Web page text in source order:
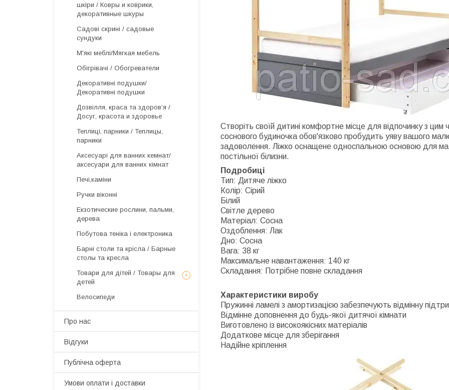
Створіть своїй дитині комфортне місце для відпочинку з цим
соснового будиночка обов'язково пробудить уяву вашого
задоволення. Ліжко оснащене односпальною основою для
постільної білизни.
Подробиці
Тип: Дитяче ліжко
Колір: Сірий
Білий
Світле дерево
Матеріал: Сосна
Оздоблення: Лак
Дно: Сосна
Вага: 38 кг
Максимальне навантаження: 140 кг
Складання: Потрібне повне складання
Характеристики виробу
Пружинні ламелі з амортизацією забезпечують відмінну
Відмінне доповнення до будь-якої дитячої кімнати
Виготовлено із високоякісних матеріалів
Додаткове місце для зберігання
Надійне кріплення
шкіри / Ковры и коврики,
декоративные шкуры
Садові скрині / садовые
сундуки
М'які меблі/Мягкая мебель
Обігрівачі / Обогреватели
Декоративні подушки/
Декоративні подушки
Дозвілля, краса та здоров’я /
Досуг, красота и здоровье
Теплиці, парники / Теплицы,
парники
Аксесуарі для ванних кемнат/
аксесуари для ванних кімнат
Печі,каміни
Ручки віконні
Екзотические рослини, пальми,
дерева
Побутова теніка і електроника
Барні столи та крісла / Барные
столы та кресла
Товари для дітей / Товары для
детей
Велосипеди
Про нас
Відгуки
Публічна оферта
Умови оплати і доставки